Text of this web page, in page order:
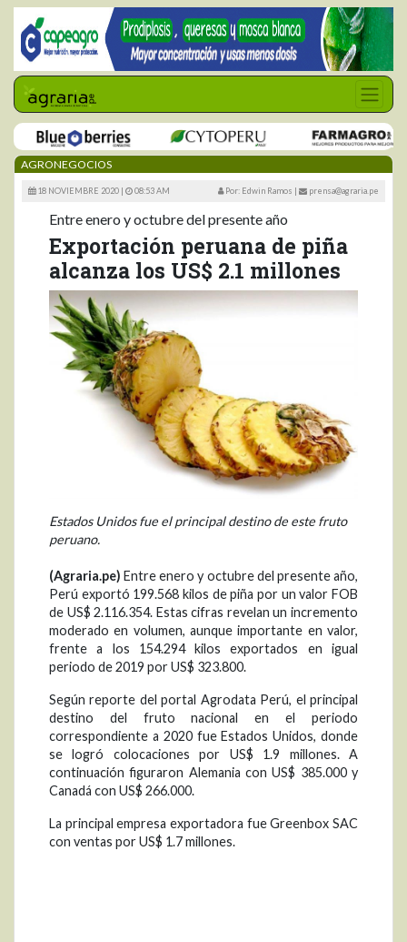
AGRONEGOCIOS
18 NOVIEMBRE 2020 | 08:53 AM Por: Edwin Ramos | prensa@agraria.pe
Entre enero y octubre del presente año
Exportación peruana de piña
alcanza los US$ 2.1 millones
Estados Unidos fue el principal destino de este fruto
peruano.
(Agraria.pe) Entre enero y octubre del presente año,
Perú exportó 199.568 kilos de piña por un valor FOB
de US$ 2.116.354. Estas cifras revelan un incremento
moderado en volumen, aunque importante en valor,
frente a los 154.294 kilos exportados en igual
periodo de 2019 por US$ 323.800.
Según reporte del portal Agrodata Perú, el principal
destino del fruto nacional en el periodo
correspondiente a 2020 fue Estados Unidos, donde
se logró colocaciones por US$ 1.9 millones. A
continuación figuraron Alemania con US$ 385.000 y
Canadá con US$ 266.000.
La principal empresa exportadora fue Greenbox SAC
con ventas por US$ 1.7 millones.